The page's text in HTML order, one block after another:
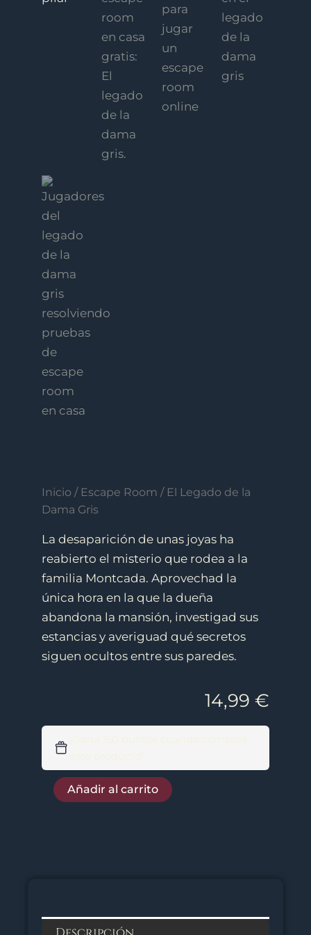
Inicio / Escape Room / El Legado de la
Dama Gris
La desaparición de unas joyas ha
reabierto el misterio que rodea a la
familia Montcada. Aprovechad la
única hora en la que la dueña
abandona la mansión, investigad sus
estancias y averiguad qué secretos
siguen ocultos entre sus paredes.
14,99 €
El
Legado
la
Dama
Gris
Añadir al carrito